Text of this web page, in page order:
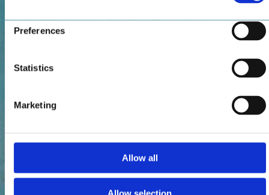
Preferences
Statistics
Marketing
Allow all
Allow selection